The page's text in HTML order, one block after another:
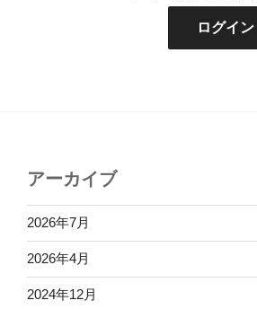
アーカイブ
2026年7月
2026年4月
2024年12月